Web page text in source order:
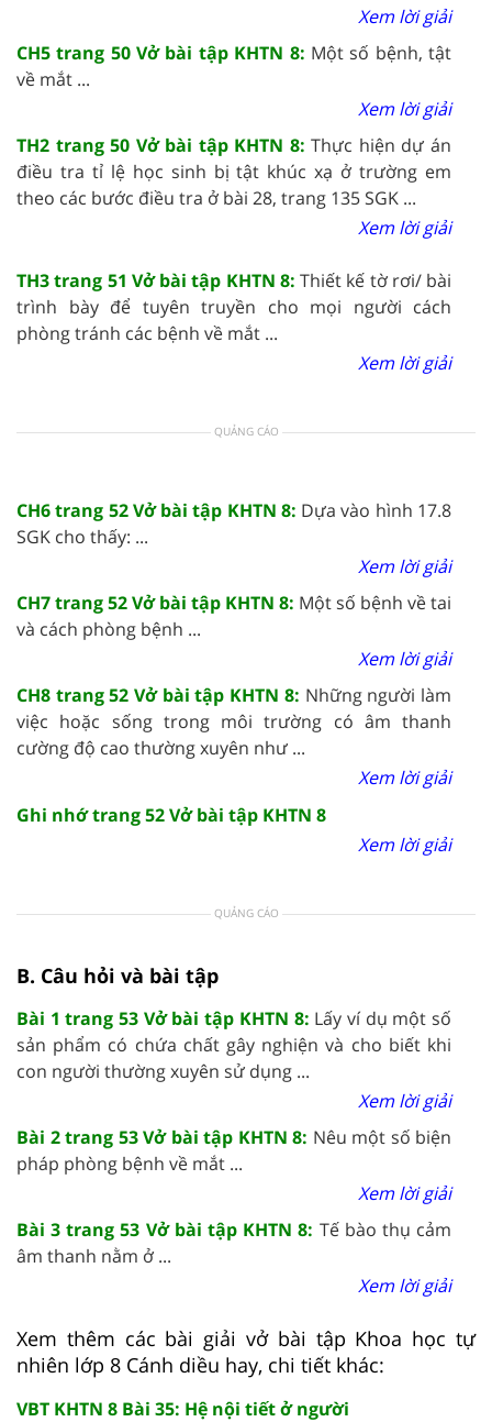
Xem lời giải
CH5 trang 50 Vở bài tập KHTN 8: Một số bệnh, tật
về mắt ...
Xem lời giải
TH2 trang 50 Vở bài tập KHTN 8:Thực hiện dự án
điều tra tỉ lệ học sinh bị tật khúc xạ ở trường em
theo các bước điều tra ở bài 28, trang 135 SGK ...
Xem lời giải
TH3 trang 51 Vở bài tập KHTN 8: Thiết kế tờ rơi/ bài
trình bày để tuyên truyền cho mọi người cách
phòng tránh các bệnh về mắt ...
Xem lời giải
QUẢNG CÁO
CH6 trang 52 Vở bài tập KHTN 8: Dựa vào hình 17.8
SGK cho thấy: ...
Xem lời giải
CH7 trang 52 Vở bài tập KHTN 8: Một số bệnh về tai
và cách phòng bệnh ...
Xem lời giải
CH8 trang 52 Vở bài tập KHTN 8: Những người làm
việc hoặc sống trong môi trường có âm thanh
cường độ cao thường xuyên như ...
Xem lời giải
Ghi nhớ trang 52 Vở bài tập KHTN 8
Xem lời giải
QUẢNG CÁO
B. Câu hỏi và bài tập
Bài 1 trang 53 Vở bài tập KHTN 8: Lấy ví dụ một số
sản phẩm có chứa chất gây nghiện và cho biết khi
con người thường xuyên sử dụng ...
Xem lời giải
Bài 2 trang 53 Vở bài tập KHTN 8: Nêu một số biện
pháp phòng bệnh về mắt ...
Xem lời giải
Bài 3 trang 53 Vở bài tập KHTN 8: Tế bào thụ cảm
âm thanh nằm ở ...
Xem lời giải
Xem thêm các bài giải vở bài tập Khoa học tự
nhiên lớp 8 Cánh diều hay, chi tiết khác:
VBT KHTN 8 Bài 35: Hệ nội tiết ở người